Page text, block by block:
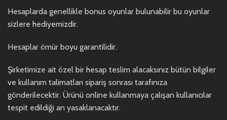
Hesaplarda genellikle bonus oyunlar bulunabilir bu oyunlar
sizlere hediyemizdir.
Hesaplar ömür boyu garantilidir.
Şirketimize ait özel bir hesap teslim alacaksınız bütün bilgiler
ve kullanım talimatları sipariş sonrası tarafınıza
gönderilecektir. Ürünü online kullanmaya çalışan kullanıcılar
tespit edildiği an yasaklanacaktır.